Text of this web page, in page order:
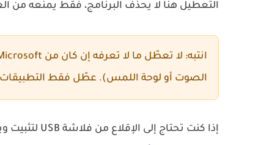
التعطيل هنا لا يحذف البرنامج، فقط يمنعه من
انتبه:
الصوت أو لوحة اللمس). عطّل فقط التطبيقات
إذا كنت تحتاج إلى الإقلاع من فلاشة USB لتثبيت ويندوز أو إصلاح النظام، فستحتاج أولاً لمعرفة